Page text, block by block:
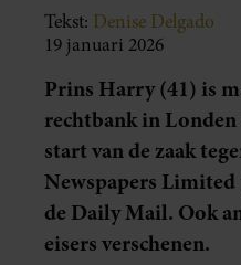
Tekst: Denise Delgado
19 januari 2026
Prins Harry (41) is
rechtbank in
start van de zaak
Newspapers
de Daily Mail. Ook
eisers verschenen.